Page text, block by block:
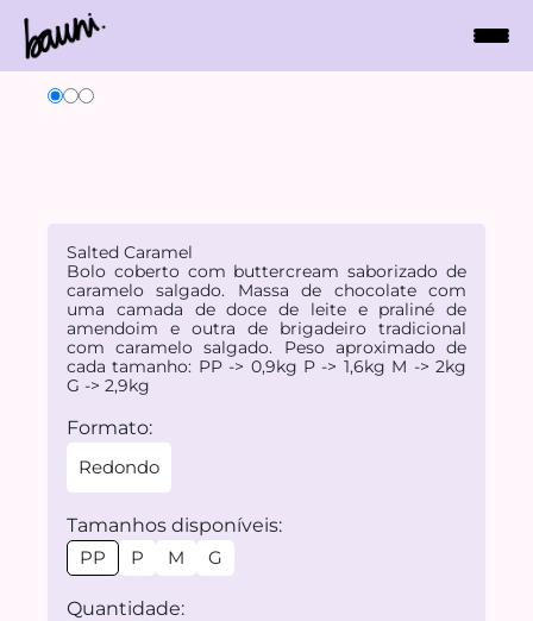
Salted Caramel
Bolo coberto com buttercream saborizado de
caramelo salgado. Massa de chocolate com
uma camada de doce de leite e praliné de
amendoim e outra de brigadeiro tradicional
com caramelo salgado. Peso aproximado de
cada tamanho: PP -> 0,9kg P -> 1,6kg M -> 2kg
G -> 2,9kg
Formato:
Redondo
Tamanhos disponíveis:
PP
P M G
Quantidade: